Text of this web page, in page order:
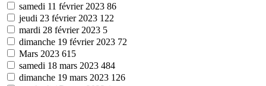
samedi 11 février 2023 86
jeudi 23 février 2023 122
mardi 28 février 2023 5
dimanche 19 février 2023 72
Mars 2023 615
samedi 18 mars 2023 484
dimanche 19 mars 2023 126